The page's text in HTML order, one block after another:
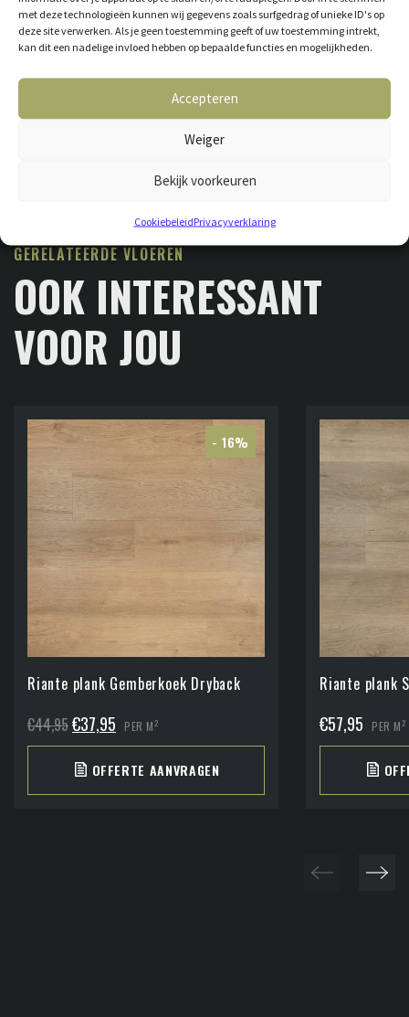
met deze technologieën kunnen wij gegevens zoals surfgedrag of unieke ID's op
deze site verwerken. Als je geen toestemming geeft of uw toestemming intrekt,
kan dit een nadelige invloed hebben op bepaalde functies en mogelijkheden.
Accepteren
Weiger
Bekijk voorkeuren
CookiebeleidPrivacyverklaring
GERELATEERDE VLOEREN
OOK INTERESSANT
VOOR JOU
- 16%
Riante plank Gemberkoek Dryback
€44,95Oorspronkelijke
prijs
was:
€44,95.
€37,95 Huidige
prijs
is:
€37,95.
PER M2
OFFERTE AANVRAGEN
Riante plank
€57,95 PER M2